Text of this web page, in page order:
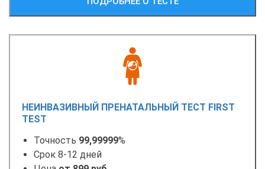
НЕИНВАЗИВНЫЙ ПРЕНАТАЛЬНЫЙ ТЕСТ FIRST
TEST
Точность 99,99999%
Срок 8-12 дней